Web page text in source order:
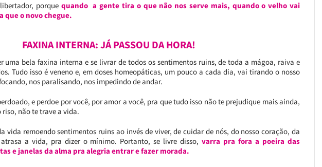
porque quando a gente tira o que não nos serve mais, quando o velho vai
que o novo chegue.
FAXINA INTERNA: JÁ PASSOU DA HORA!
uma bela faxina interna e se livrar de todos os sentimentos ruins, de toda a mágoa, raiva e
Tudo isso é veneno e, em doses homeopáticas, um pouco a cada dia, vai tirando o nosso
nos paralisando, nos impedindo de andar.
e perdoe por você, por amor a você, pra que tudo isso não te prejudique mais ainda,
riso, não te trave a vida.
vida remoendo sentimentos ruins ao invés de viver, de cuidar de nós, do nosso coração, da
a vida, pra dizer o mínimo. Portanto, se livre disso,varra pra fora a poeira das
e janelas da alma pra alegria entrar e fazer morada.